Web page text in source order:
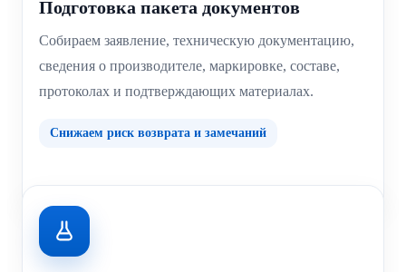
Подготовка пакета документов
Собираем заявление, техническую документацию,
сведения о производителе, маркировке, составе,
протоколах и подтверждающих материалах.
Снижаем риск возврата и замечаний